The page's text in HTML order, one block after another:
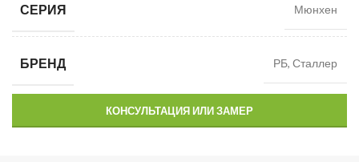
СЕРИЯ Мюнхен
БРЕНД РБ, Сталлер
КОНСУЛЬТАЦИЯ ИЛИ ЗАМЕР